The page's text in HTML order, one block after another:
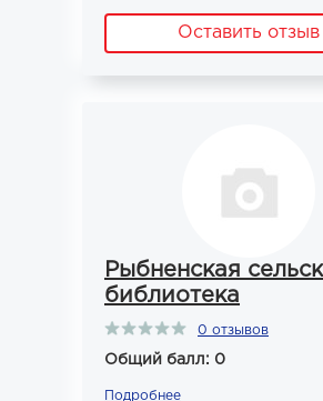
Оставить отзыв
Рыбненская
библиотека
0 отзывов
Общий балл: 0
Подробнее